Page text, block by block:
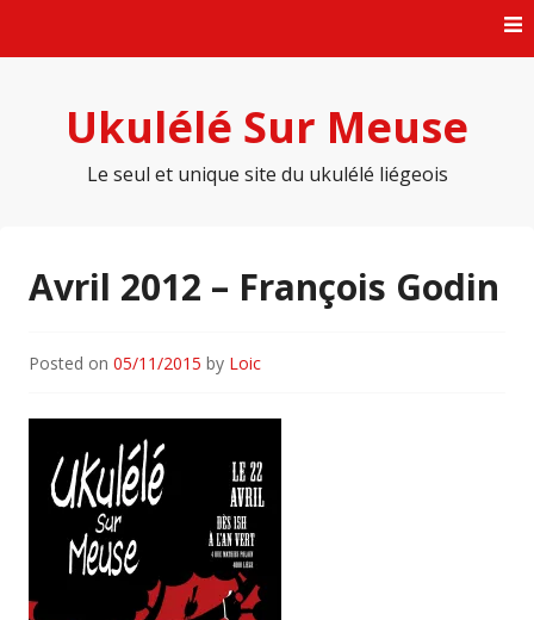
Ukulélé Sur Meuse
Le seul et unique site du ukulélé liégeois
Avril 2012 – François Godin
Posted on 05/11/2015 by Loic